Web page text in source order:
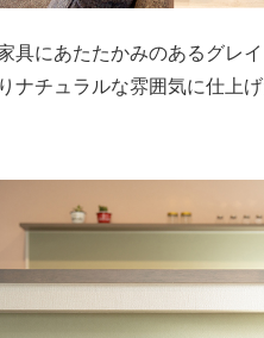
具にあたたかみのあるグレ
ナチュラルな雰囲気に仕上げ